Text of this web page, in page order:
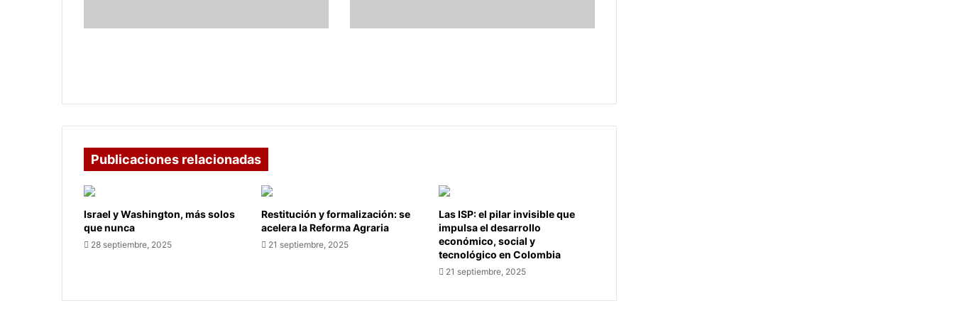
ante
medianas
Publicaciones relacionadas
Israel y Washington, más solos
que nunca
28 septiembre, 2025
Restitución y formalización: se
acelera la Reforma Agraria
21 septiembre, 2025
Las ISP: el pilar invisible que
impulsa el desarrollo
económico, social y
tecnológico en Colombia
21 septiembre, 2025